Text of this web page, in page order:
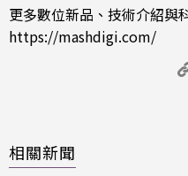
更多數位新品、技術介紹與
https://mashdigi.com/
相關新聞